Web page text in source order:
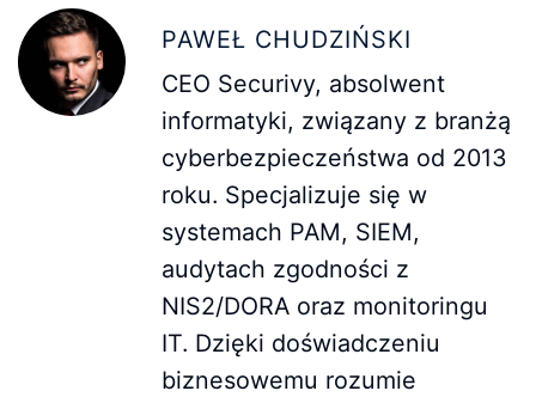
PAWEŁ CHUDZIŃSKI
CEO Securivy, absolwent
informatyki, związany z branżą
cyberbezpieczeństwa od 2013
roku. Specjalizuje się w
systemach PAM, SIEM,
audytach zgodności z
NIS2/DORA oraz monitoringu
IT. Dzięki doświadczeniu
biznesowemu rozumie